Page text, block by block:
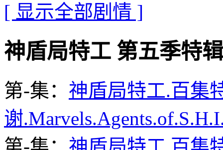
[ 显示全部剧情 ]
神盾局特工 第五季特辑
第-集： 神盾局特工.百集
谢